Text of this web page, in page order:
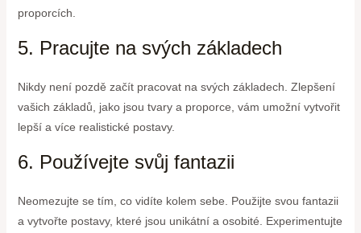
proporcích.
5. Pracujte na svých základech
Nikdy není pozdě začít pracovat na svých základech. Zlepšení
vašich základů, jako jsou tvary a proporce, vám umožní vytvořit
lepší a více realistické postavy.
6. Používejte svůj fantazii
Neomezujte se tím, co vidíte kolem sebe. Použijte svou fantazii
a vytvořte postavy, které jsou unikátní a osobité. Experimentujte